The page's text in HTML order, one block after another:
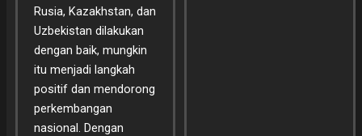
Rusia, Kazakhstan, dan
Uzbekistan dilakukan
dengan baik, mungkin
itu menjadi langkah
positif dan mendorong
perkembangan
nasional. Dengan